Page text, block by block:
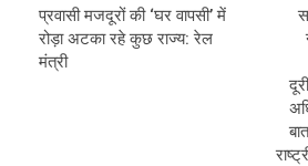
प्रवासी मजदूरों की ‘घर वापसी’ में
रोड़ा अटका रहे कुछ राज्य: रेल
मंत्री